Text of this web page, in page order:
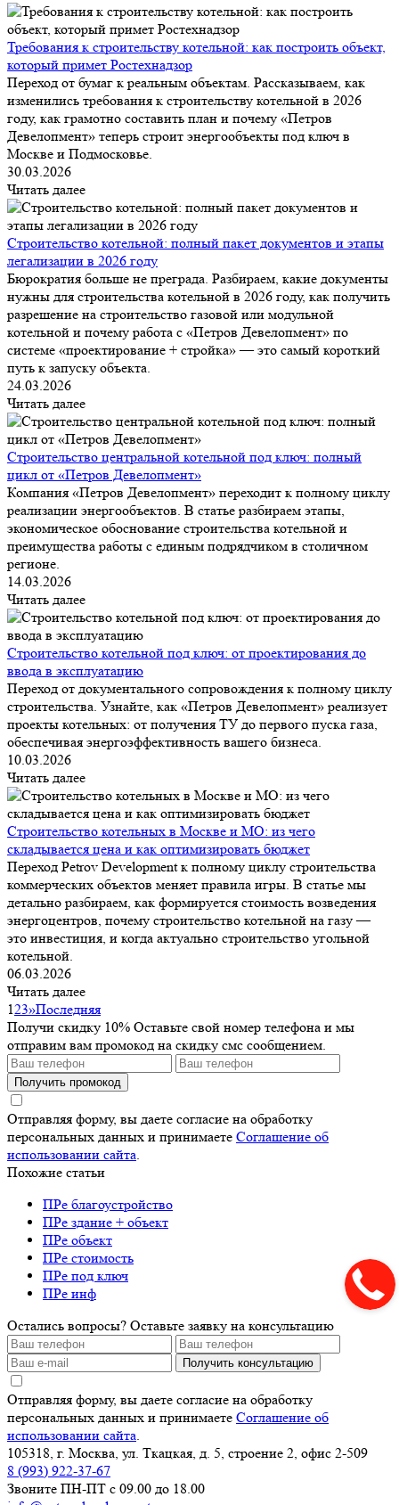
Требования к строительству котельной: как построить объект,
который примет Ростехнадзор
Переход от бумаг к реальным объектам. Рассказываем, как
изменились требования к строительству котельной в 2026
году, как грамотно составить план и почему «Петров
Девелопмент» теперь строит энергообъекты под ключ в
Москве и Подмосковье.
30.03.2026
Читать далее
Строительство котельной: полный пакет документов и этапы
легализации в 2026 году
Бюрократия больше не преграда. Разбираем, какие документы
нужны для строительства котельной в 2026 году, как получить
разрешение на строительство газовой или модульной
котельной и почему работа с «Петров Девелопмент» по
системе «проектирование + стройка» — это самый короткий
путь к запуску объекта.
24.03.2026
Читать далее
Строительство центральной котельной под ключ: полный
цикл от «Петров Девелопмент»
Компания «Петров Девелопмент» переходит к полному циклу
реализации энергообъектов. В статье разбираем этапы,
экономическое обоснование строительства котельной и
преимущества работы с единым подрядчиком в столичном
регионе.
14.03.2026
Читать далее
Строительство котельной под ключ: от проектирования до
ввода в эксплуатацию
Переход от документального сопровождения к полному циклу
строительства. Узнайте, как «Петров Девелопмент» реализует
проекты котельных: от получения ТУ до первого пуска газа,
обеспечивая энергоэффективность вашего бизнеса.
10.03.2026
Читать далее
Строительство котельных в Москве и МО: из чего
складывается цена и как оптимизировать бюджет
Переход Petrov Development к полному циклу строительства
коммерческих объектов меняет правила игры. В статье мы
детально разбираем, как формируется стоимость возведения
энергоцентров, почему строительство котельной на газу —
это инвестиция, и когда актуально строительство угольной
котельной.
06.03.2026
Читать далее
123»Последняя
Получи скидку 10% Оставьте свой номер телефона и мы
отправим вам промокод на скидку смс сообщением.
Получить промокод
Отправляя форму, вы даете согласие на обработку
персональных данных и принимаете Соглашение об
использовании сайта.
Похожие статьи
ПРе благоустройство
ПРе здание + объект
ПРе объект
ПРе стоимость
ПРе под ключ
ПРе инф
Остались вопросы? Оставьте заявку на консультацию
Получить консультацию
Отправляя форму, вы даете согласие на обработку
персональных данных и принимаете Соглашение об
использовании сайта.
105318, г. Москва, ул. Ткацкая, д. 5, строение 2, офис 2-509
8 (993) 922-37-67
Звоните ПН-ПТ с 09.00 до 18.00